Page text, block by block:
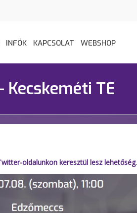
INFÓK KAPCSOLAT WEBSHOP
Kecskeméti TE
oldalunkon keresztül lesz lehetőség.